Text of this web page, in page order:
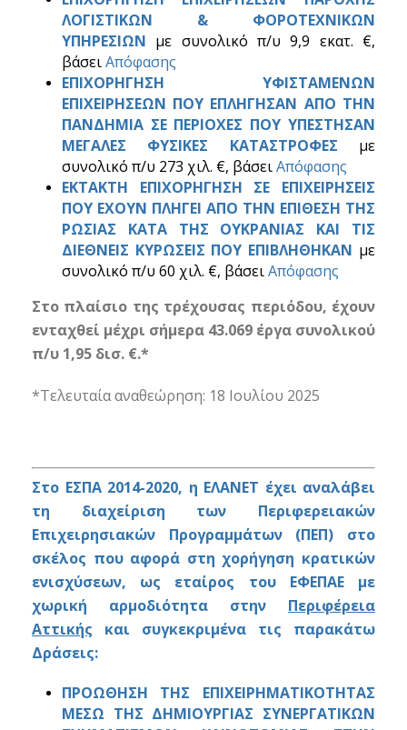
ΛΟΓΙΣΤΙΚΩΝ & ΦΟΡΟΤΕΧΝΙΚΩΝ
ΥΠΗΡΕΣΙΩΝ με συνολικό π/υ 9,9 εκατ. €,
βάσειΑπόφασης
ΕΠΙΧΟΡΗΓΗΣΗ ΥΦΙΣΤΑΜΕΝΩΝ
ΕΠΙΧΕΙΡΗΣΕΩΝ ΠΟΥ ΕΠΛΗΓΗΣΑΝ ΑΠΟ ΤΗΝ
ΠΑΝΔΗΜΙΑ ΣΕ ΠΕΡΙΟΧΕΣ ΠΟΥ ΥΠΕΣΤΗΣΑΝ
ΜΕΓΑΛΕΣ ΦΥΣΙΚΕΣ ΚΑΤΑΣΤΡΟΦΕΣ
με
συνολικό π/υ 273 χιλ. €, βάσειΑπόφασης
ΕΚΤΑΚΤΗ ΕΠΙΧΟΡΗΓΗΣΗ ΣΕ ΕΠΙΧΕΙΡΗΣΕΙΣ
ΠΟΥ ΕΧΟΥΝ ΠΛΗΓΕΙ ΑΠΟ ΤΗΝ ΕΠΙΘΕΣΗ ΤΗΣ
ΡΩΣΙΑΣ ΚΑΤΑ ΤΗΣ ΟΥΚΡΑΝΙΑΣ ΚΑΙ ΤΙΣ
ΔΙΕΘΝΕΙΣ ΚΥΡΩΣΕΙΣ ΠΟΥ ΕΠΙΒΛΗΘΗΚΑΝ με
συνολικό π/υ 60 χιλ. €, βάσειΑπόφασης
Στο πλαίσιο της τρέχουσας περιόδου, έχουν
ενταχθεί μέχρι σήμερα 43.069 έργα συνολικού
π/υ 1,95 δισ. €.*
*Τελευταία αναθεώρηση: 18 Ιουλίου 2025
Στο ΕΣΠΑ 2014-2020, η ΕΛΑΝΕΤ έχει αναλάβει
τη διαχείριση των Περιφερειακών
Επιχειρησιακών Προγραμμάτων (ΠΕΠ) στο
σκέλος που αφορά στη χορήγηση κρατικών
ενισχύσεων, ως εταίρος του ΕΦΕΠΑΕ με
χωρική αρμοδιότητα στην Περιφέρεια
Αττικής και συγκεκριμένα τις παρακάτω
Δράσεις:
ΠΡΟΩΘΗΣΗ ΤΗΣ ΕΠΙΧΕΙΡΗΜΑΤΙΚΟΤΗΤΑΣ
ΜΕΣΩ ΤΗΣ ΔΗΜΙΟΥΡΓΙΑΣ ΣΥΝΕΡΓΑΤΙΚΩΝ